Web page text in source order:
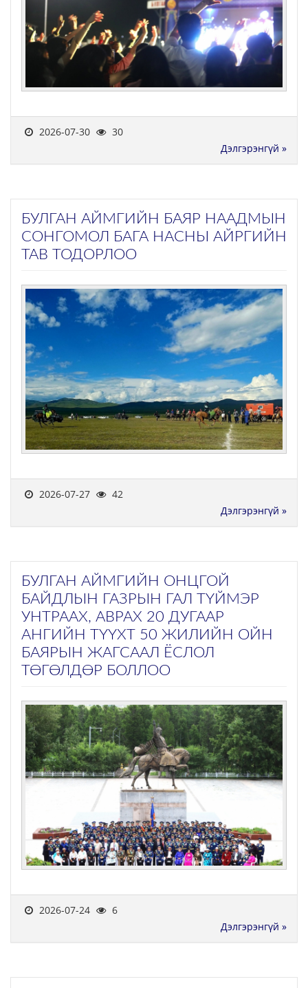
2026-07-30
30
Дэлгэрэнгүй »
БУЛГАН АЙМГИЙН БАЯР НААДМЫН
СОНГОМОЛ БАГА НАСНЫ АЙРГИЙН
ТАВ ТОДОРЛОО
2026-07-27
42
Дэлгэрэнгүй »
БУЛГАН АЙМГИЙН ОНЦГОЙ
БАЙДЛЫН ГАЗРЫН ГАЛ ТҮЙМЭР
УНТРААХ, АВРАХ 20 ДУГААР
АНГИЙН ТҮҮХТ 50 ЖИЛИЙН ОЙН
БАЯРЫН ЖАГСААЛ ЁСЛОЛ
ТӨГӨЛДӨР БОЛЛОО
2026-07-24
6
Дэлгэрэнгүй »